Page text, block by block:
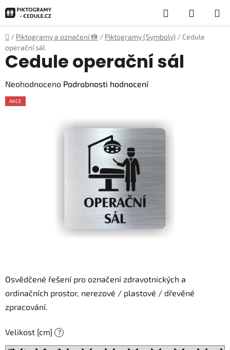
na
obsah
Hledat
KOŠÍK
Domů
/ Piktogramy a označení 🚻 / Piktogramy (Symboly) / Cedule
operační sál
Osvědčené řešení pro označení zdravotnických a
ordinačních prostor, nerezové / plastové / dřevěné
zpracování.
Velikost [cm] ?
Cedule operační sál
Průměrné
hodnocení
Neohodnoceno Podrobnosti hodnocení
AKCE